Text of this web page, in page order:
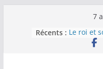
7
Récents : Le roi et